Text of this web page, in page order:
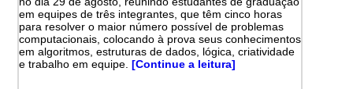
em equipes de três integrantes, que têm cinco horas
para resolver o maior número possível de problemas
computacionais, colocando à prova seus conhecimentos
em algoritmos, estruturas de dados, lógica, criatividade
e trabalho em equipe. [Continue a leitura]